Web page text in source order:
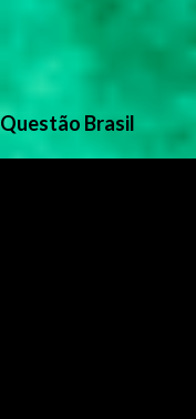
Questão Brasil